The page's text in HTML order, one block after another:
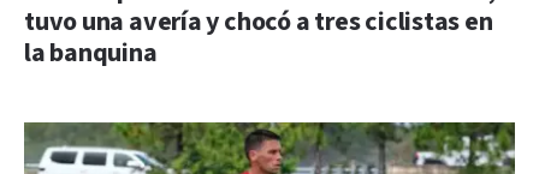
tuvo una avería y chocó a tres ciclistas en
la banquina